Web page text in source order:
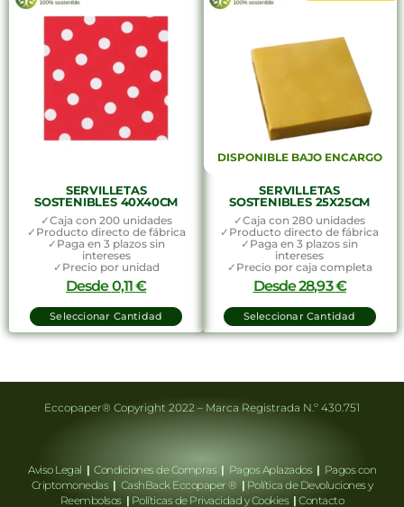
SERVILLETAS
SOSTENIBLES 40X40CM
✓Caja con 200 unidades
✓Producto directo de fábrica
✓Paga en 3 plazos sin
intereses
✓Precio por unidad
Desde0,11€
Seleccionar Cantidad
DISPONIBLE BAJO ENCARGO
SERVILLETAS
SOSTENIBLES 25X25CM
✓Caja con 280 unidades
✓Producto directo de fábrica
✓Paga en 3 plazos sin
intereses
✓Precio por caja completa
Desde28,93€
Seleccionar Cantidad
Eccopaper® Copyright 2022 – Marca Registrada N.º 430.751
Aviso Legal | Condiciones de Compras | Pagos Aplazados | Pagos con
Criptomonedas | CashBack Eccopaper ® | Política de Devoluciones y
Reembolsos | Políticas de Privacidad y Cookies | Contacto